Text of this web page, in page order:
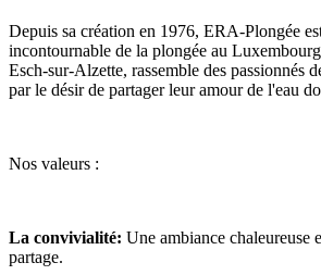
Depuis sa création en 1976, ERA-Plongée
incontournable de la plongée au
Esch-sur-Alzette, rassemble des passionnés
par le désir de partager leur amour de l'eau
Nos valeurs :
La convivialité: Une ambiance chaleureuse
partage.